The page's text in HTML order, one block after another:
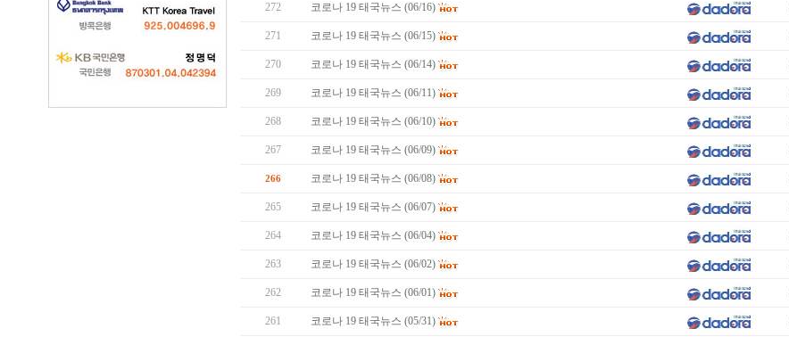
272 코로나 19 태국뉴스 (06/16)
271 코로나 19 태국뉴스 (06/15)
270 코로나 19 태국뉴스 (06/14)
269 코로나 19 태국뉴스 (06/11)
268 코로나 19 태국뉴스 (06/10)
267 코로나 19 태국뉴스 (06/09)
266 코로나 19 태국뉴스 (06/08)
265 코로나 19 태국뉴스 (06/07)
264 코로나 19 태국뉴스 (06/04)
263 코로나 19 태국뉴스 (06/02)
262 코로나 19 태국뉴스 (06/01)
261 코로나 19 태국뉴스 (05/31)